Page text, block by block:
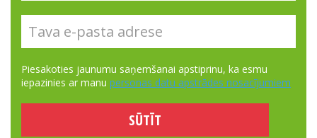
Piesakoties jaunumu saņemšanai apstiprinu, ka esmu
iepazinies ar manu personas datu apstrādes nosacījumiem